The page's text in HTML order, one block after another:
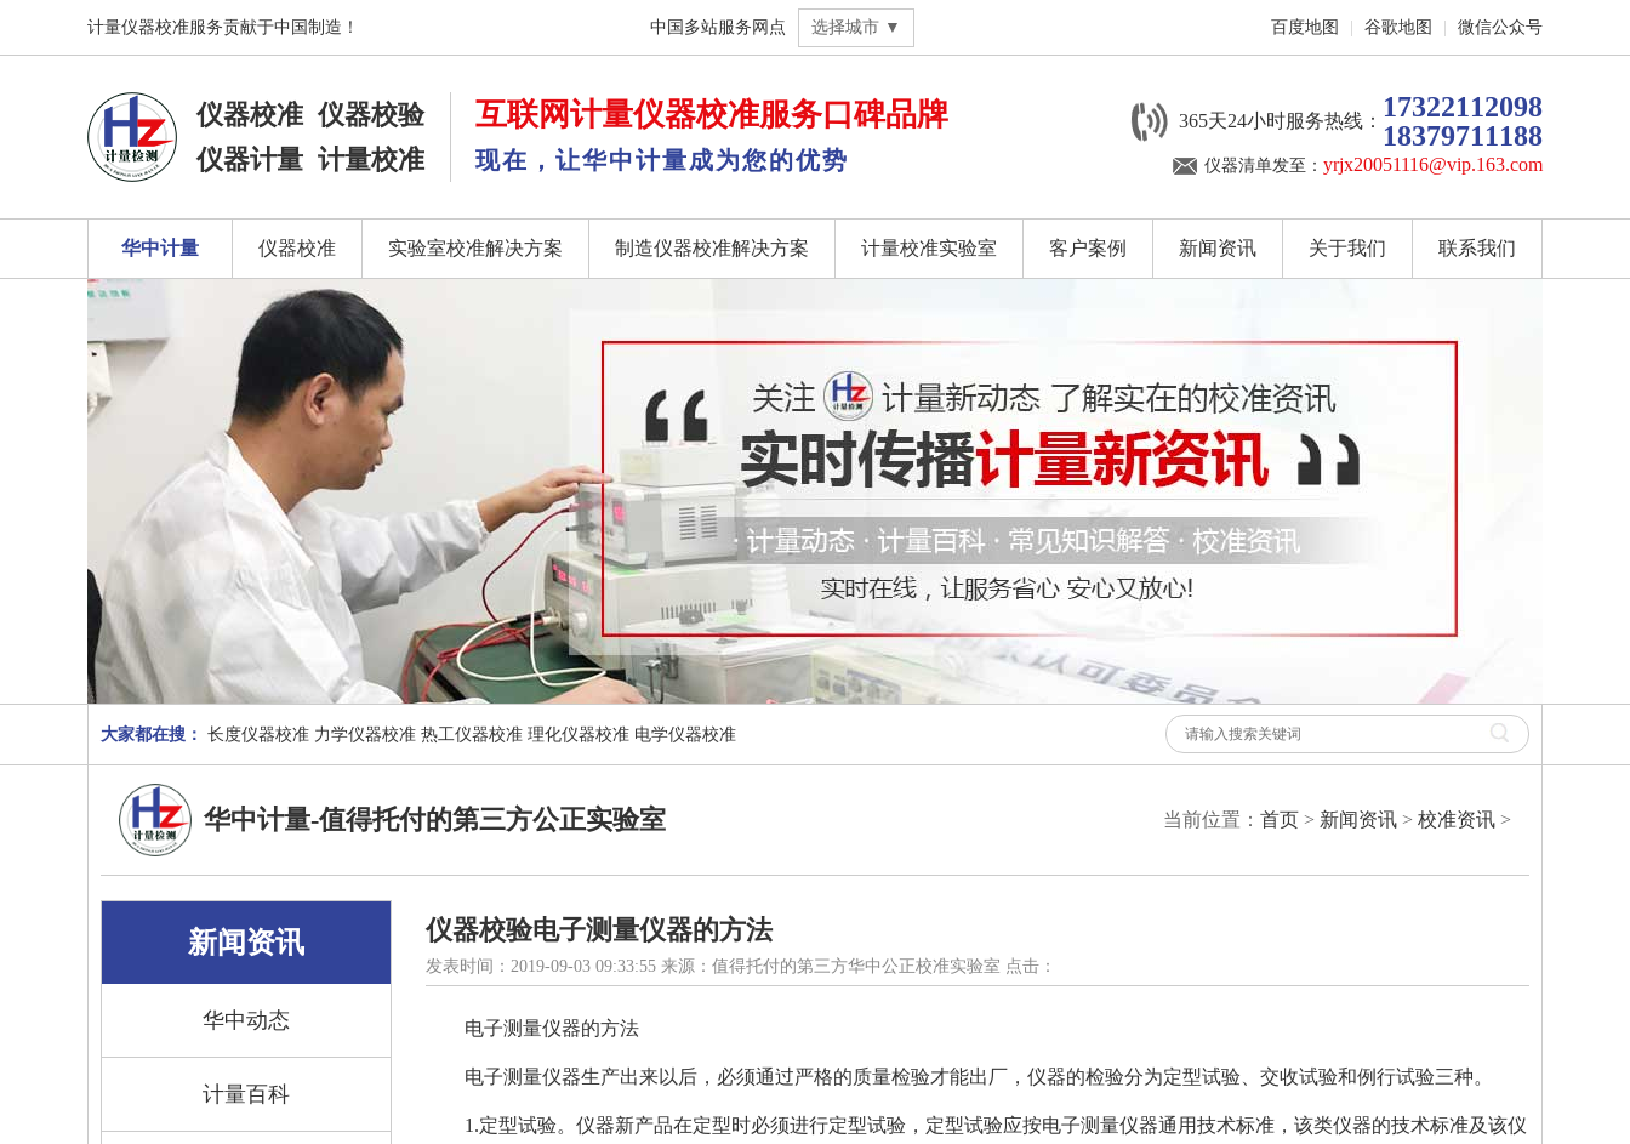
计量仪器校准服务贡献于中国制造！ 中国多站服务网点 选择城市 ▼ 百度地图 谷歌地图 微信公众号
仪器校准 仪器校验
仪器计量 计量校准
互联网计量仪器校准服务口碑品牌
现在，让华中计量成为您的优势
365天24小时服务热线： 17322112098
18379711188
仪器清单发至： yrjx20051116@vip.163.com
华中计量 仪器校准 实验室校准解决方案 制造仪器校准解决方案 计量校准实验室 客户案例 新闻资讯 关于我们 联系我们
大家都在搜： 长度仪器校准 力学仪器校准 热工仪器校准 理化仪器校准 电学仪器校准
当前位置： 首页 > 新闻资讯 > 校准资讯 >
华中计量-值得托付的第三方公正实验室
新闻资讯
华中动态
计量百科
仪器校验电子测量仪器的方法
发表时间：2019-09-03 09:33:55 来源：值得托付的第三方华中公正校准实验室 点击：
电子测量仪器的方法
电子测量仪器生产出来以后，必须通过严格的质量检验才能出厂，仪器的检验分为定型试验、交收试验和例行试验三种。
1.定型试验。仪器新产品在定型时必须进行定型试验，定型试验应按电子测量仪器通用技术标准，该类仪器的技术标准及该仪